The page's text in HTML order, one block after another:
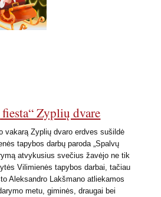
Zyplių dvare
vakarą Zyplių dvaro erdves sušildė
tapybos darbų paroda „Spalvų
atvykusius svečius žavėjo ne tik
Vilimienės tapybos darbai, tačiau
Aleksandro Lakšmano atliekamos
metu, giminės, draugai bei